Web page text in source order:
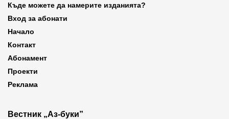
Къде можете да намерите изданията?
Вход за абонати
Начало
Контакт
Абонамент
Проекти
Реклама
Вестник „Аз-буки”